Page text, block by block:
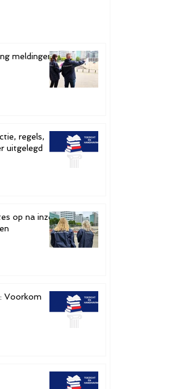
meldingen
regels,
uitgelegd
op na inzet
Voorkom